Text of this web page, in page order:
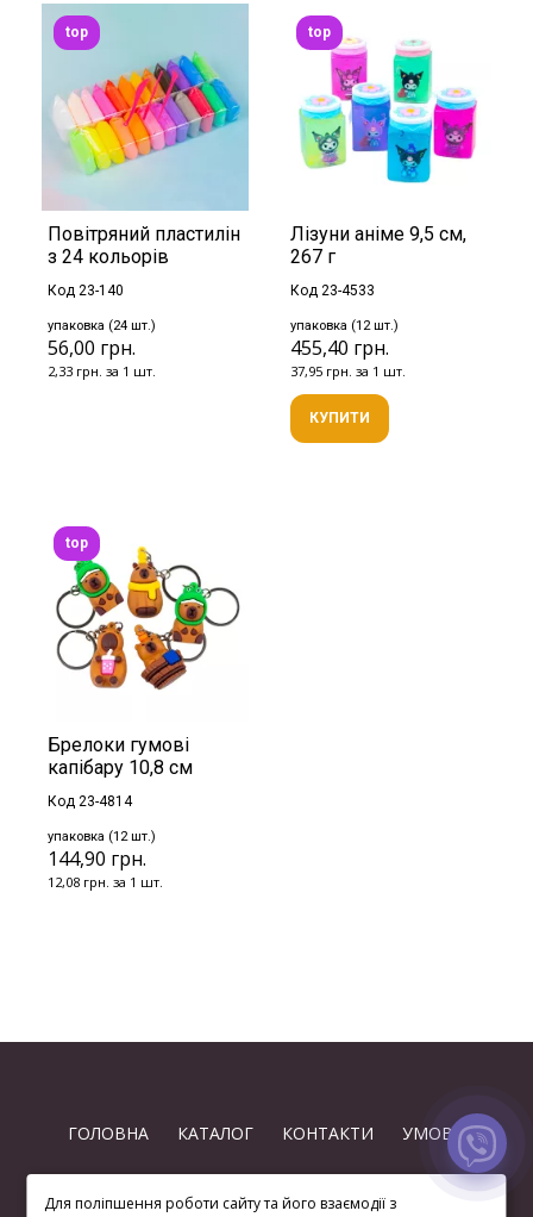
Повітряний пластилін
з 24 кольорів
Код 23-140
упаковка (24 шт.)
56,00 грн.
2,33 грн. за 1 шт.
top
Лізуни аніме 9,5 см,
267 г
Код 23-4533
упаковка (12 шт.)
455,40 грн.
37,95 грн. за 1 шт.
top
КУПИТИ
Брелоки гумові
капібару 10,8 см
Код 23-4814
упаковка (12 шт.)
144,90 грн.
12,08 грн. за 1 шт.
top
ГОЛОВНА КАТАЛОГ КОНТАКТИ УМОВИ
Для поліпшення роботи сайту та його взаємодії з